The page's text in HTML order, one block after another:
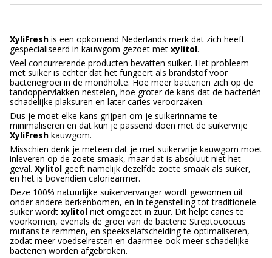
XyliFresh is een opkomend Nederlands merk dat zich heeft
gespecialiseerd in kauwgom gezoet met xylitol.
Veel concurrerende producten bevatten suiker. Het probleem
met suiker is echter dat het fungeert als brandstof voor
bacteriegroei in de mondholte. Hoe meer bacteriën zich op de
tandoppervlakken nestelen, hoe groter de kans dat de bacteriën
schadelijke plaksuren en later cariës veroorzaken.
Dus je moet elke kans grijpen om je suikerinname te
minimaliseren en dat kun je passend doen met de suikervrije
XyliFresh kauwgom.
Misschien denk je meteen dat je met suikervrije kauwgom moet
inleveren op de zoete smaak, maar dat is absoluut niet het
geval. Xylitol geeft namelijk dezelfde zoete smaak als suiker,
en het is bovendien caloriearmer.
Deze 100% natuurlijke suikervervanger wordt gewonnen uit
onder andere berkenbomen, en in tegenstelling tot traditionele
suiker wordt xylitol niet omgezet in zuur. Dit helpt cariës te
voorkomen, evenals de groei van de bacterie Streptococcus
mutans te remmen, en speekselafscheiding te optimaliseren,
zodat meer voedselresten en daarmee ook meer schadelijke
bacteriën worden afgebroken.